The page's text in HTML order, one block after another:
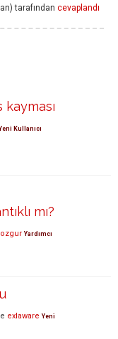
tarafından cevaplandı
Kullanıcı
mı?
Yardımcı
exlaware Yeni